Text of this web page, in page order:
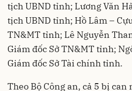
tịch UBND tỉnh; Lương Văn
tịch UBND tỉnh; Hồ Lâm –
TN&MT tỉnh; Lê Nguyễn
Giám đốc Sở TN&MT tỉnh;
Giám đốc Sở Tài chính tỉnh.
Theo Bộ Công an, cả 5 bị